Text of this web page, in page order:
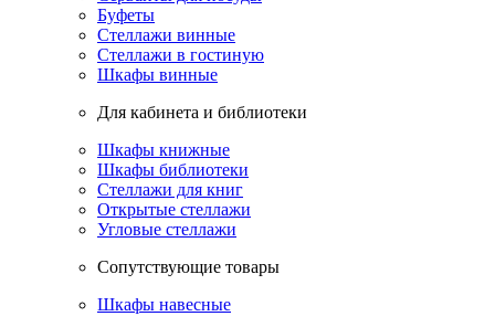
Буфеты
Стеллажи винные
Стеллажи в гостиную
Шкафы винные
Для кабинета и библиотеки
Шкафы книжные
Шкафы библиотеки
Стеллажи для книг
Открытые стеллажи
Угловые стеллажи
Сопутствующие товары
Шкафы навесные